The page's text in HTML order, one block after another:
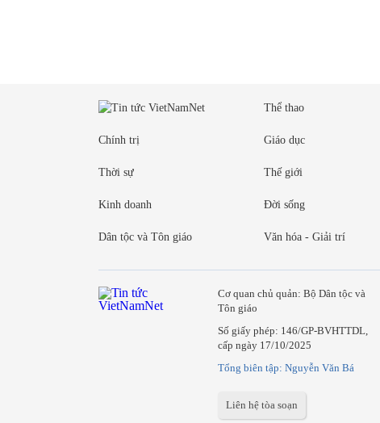
Chính trị
Thời sự
Kinh doanh
Dân tộc và Tôn giáo
Thể thao
Giáo dục
Thế giới
Đời sống
Văn hóa - Giải trí
Cơ quan chủ quản: Bộ Dân tộc và
Tôn giáo
Số giấy phép: 146/GP-BVHTTDL,
cấp ngày 17/10/2025
Tổng biên tập: Nguyễn Văn Bá
Liên hệ tòa soạn